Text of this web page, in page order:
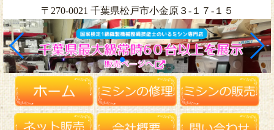
〒270-0021 千葉県松戸市小金原３-１７-１５